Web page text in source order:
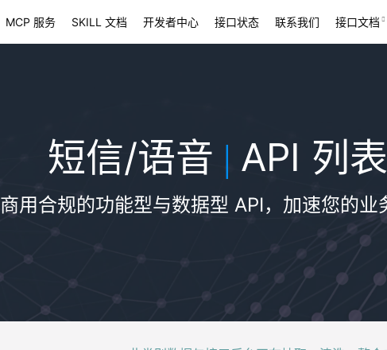
MCP 服务 SKILL 文档 开发者中心 接口状态 联系我们 接口文档
短信/语音 | API 列表
商用合规的功能型与数据型 API，加速您的业